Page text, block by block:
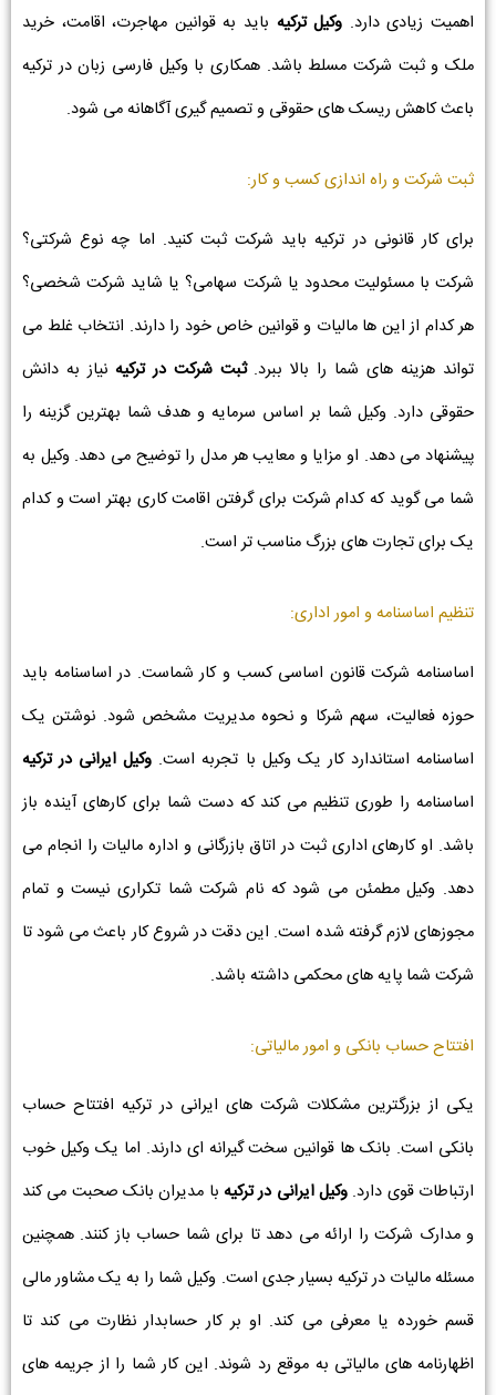
اهمیت زیادی دارد. وکیل ترکیه باید به قوانین مهاجرت، اقامت، خرید
ملک و ثبت شرکت مسلط باشد. همکاری با وکیل فارسی زبان در ترکیه
باعث کاهش ریسک های حقوقی و تصمیم گیری آگاهانه می شود.
ثبت شرکت و راه اندازی کسب و کار:
برای کار قانونی در ترکیه باید شرکت ثبت کنید. اما چه نوع شرکتی؟
شرکت با مسئولیت محدود یا شرکت سهامی؟ یا شاید شرکت شخصی؟
هر کدام از این ها مالیات و قوانین خاص خود را دارند. انتخاب غلط می
تواند هزینه های شما را بالا ببرد.ثبت شرکت در ترکیه نیاز به دانش
حقوقی دارد. وکیل شما بر اساس سرمایه و هدف شما بهترین گزینه را
پیشنهاد می دهد. او مزایا و معایب هر مدل را توضیح می دهد. وکیل به
شما می گوید که کدام شرکت برای گرفتن اقامت کاری بهتر است و کدام
یک برای تجارت های بزرگ مناسب تر است.
تنظیم اساسنامه و امور اداری:
اساسنامه شرکت قانون اساسی کسب و کار شماست. در اساسنامه باید
حوزه فعالیت، سهم شرکا و نحوه مدیریت مشخص شود. نوشتن یک
اساسنامه استاندارد کار یک وکیل با تجربه است. وکیل ایرانی در ترکیه
اساسنامه را طوری تنظیم می کند که دست شما برای کارهای آینده باز
باشد. او کارهای اداری ثبت در اتاق بازرگانی و اداره مالیات را انجام می
دهد. وکیل مطمئن می شود که نام شرکت شما تکراری نیست و تمام
مجوزهای لازم گرفته شده است. این دقت در شروع کار باعث می شود تا
شرکت شما پایه های محکمی داشته باشد.
افتتاح حساب بانکی و امور مالیاتی:
یکی از بزرگترین مشکلات شرکت های ایرانی در ترکیه افتتاح حساب
بانکی است. بانک ها قوانین سخت گیرانه ای دارند. اما یک وکیل خوب
ارتباطات قوی دارد. وکیل ایرانی در ترکیه با مدیران بانک صحبت می کند
و مدارک شرکت را ارائه می دهد تا برای شما حساب باز کنند. همچنین
مسئله مالیات در ترکیه بسیار جدی است. وکیل شما را به یک مشاور مالی
قسم خورده یا معرفی می کند. او بر کار حسابدار نظارت می کند تا
اظهارنامه های مالیاتی به موقع رد شوند. این کار شما را از جریمه های